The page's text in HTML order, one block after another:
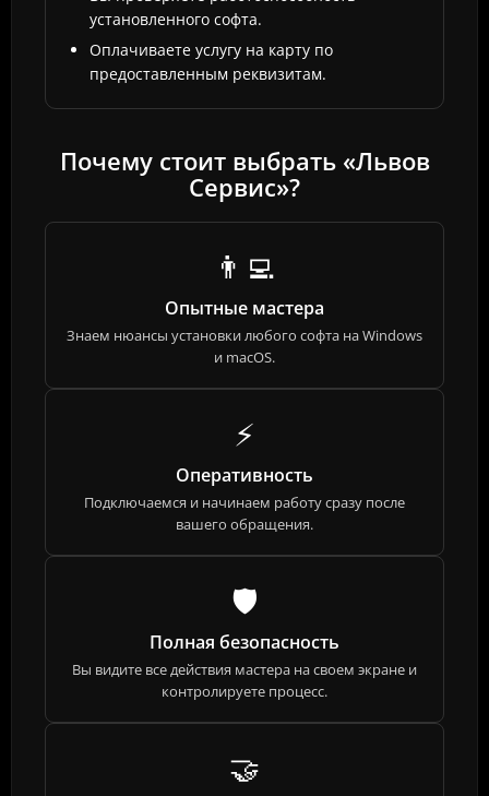
установленного софта.
Оплачиваете услугу на карту по
предоставленным реквизитам.
Почему стоит выбрать «Львов
Сервис»?
👨‍💻
Опытные мастера
Знаем нюансы установки любого софта на Windows
и macOS.
⚡
Оперативность
Подключаемся и начинаем работу сразу после
вашего обращения.
🛡️
Полная безопасность
Вы видите все действия мастера на своем экране и
контролируете процесс.
🤝